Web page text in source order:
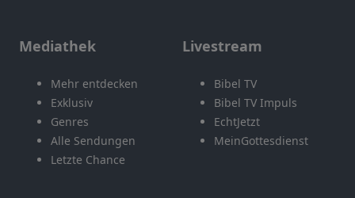
Mediathek
Mehr entdecken
Exklusiv
Genres
Alle Sendungen
Letzte Chance
Livestream
Bibel TV
Bibel TV Impuls
EchtJetzt
MeinGottesdienst